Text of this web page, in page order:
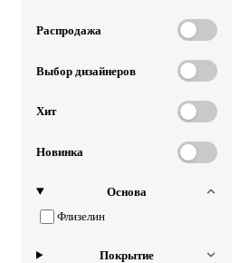
Распродажа
Выбор дизайнеров
Хит
Новинка
Основа
Флизелин
Покрытие